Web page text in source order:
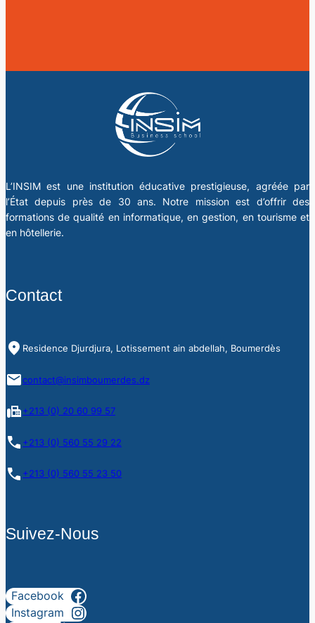
L’INSIM est une institution éducative prestigieuse, agréée par
l’État depuis près de 30 ans. Notre mission est d’offrir des
formations de qualité en informatique, en gestion, en tourisme et
en hôtellerie.
Contact
Residence Djurdjura, Lotissement ain abdellah, Boumerdès
contact@insimboumerdes.dz
+213 (0) 20 60 99 57
+213 (0) 560 55 29 22
+213 (0) 560 55 23 50
Suivez-Nous
Facebook
Instagram